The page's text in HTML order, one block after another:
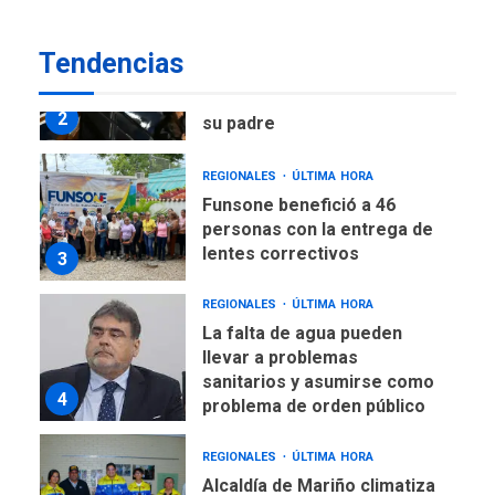
Tendencias
2
su padre
3
REGIONALES ÚLTIMA HORA
Funsone benefició a 46
personas con la entrega de
lentes correctivos
4
REGIONALES ÚLTIMA HORA
La falta de agua pueden
llevar a problemas
sanitarios y asumirse como
problema de orden público
REGIONALES ÚLTIMA HORA
Alcaldía de Mariño climatiza